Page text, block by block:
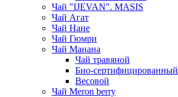
Чай "IJEVAN". MASIS
Чай Агат
Чай Нане
Чай Гюмри
Чай Манана
Чай травяной
Био-сертифицированный
Весовой
Чай Meron berry